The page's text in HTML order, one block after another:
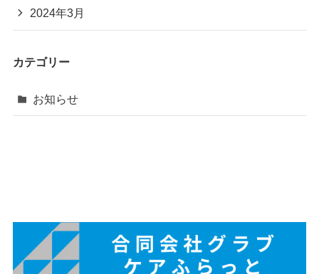
2024年3月
カテゴリー
お知らせ